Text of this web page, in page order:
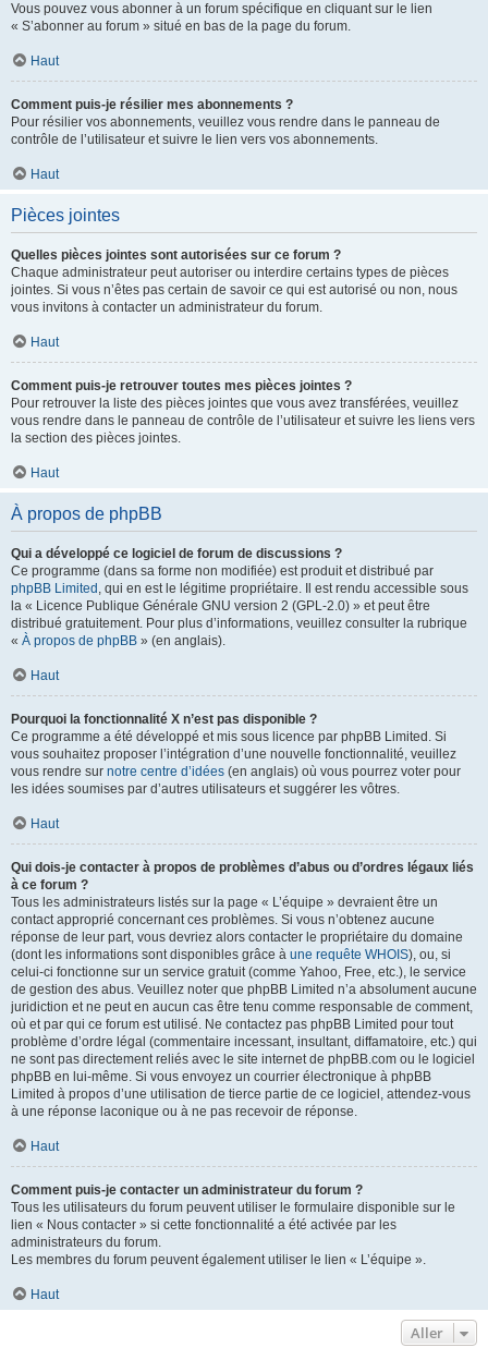
Vous pouvez vous abonner à un forum spécifique en cliquant sur le lien
« S’abonner au forum » situé en bas de la page du forum.
Haut
Comment puis-je résilier mes abonnements ?
Pour résilier vos abonnements, veuillez vous rendre dans le panneau de
contrôle de l’utilisateur et suivre le lien vers vos abonnements.
Haut
Pièces jointes
Quelles pièces jointes sont autorisées sur ce forum ?
Chaque administrateur peut autoriser ou interdire certains types de pièces
jointes. Si vous n’êtes pas certain de savoir ce qui est autorisé ou non, nous
vous invitons à contacter un administrateur du forum.
Haut
Comment puis-je retrouver toutes mes pièces jointes ?
Pour retrouver la liste des pièces jointes que vous avez transférées, veuillez
vous rendre dans le panneau de contrôle de l’utilisateur et suivre les liens vers
la section des pièces jointes.
Haut
À propos de phpBB
Qui a développé ce logiciel de forum de discussions ?
Ce programme (dans sa forme non modifiée) est produit et distribué par
phpBB Limited , qui en est le légitime propriétaire. Il est rendu accessible sous
la « Licence Publique Générale GNU version 2 (GPL-2.0) » et peut être
distribué gratuitement. Pour plus d’informations, veuillez consulter la rubrique
« À propos de phpBB » (en anglais).
Haut
Pourquoi la fonctionnalité X n’est pas disponible ?
Ce programme a été développé et mis sous licence par phpBB Limited. Si
vous souhaitez proposer l’intégration d’une nouvelle fonctionnalité, veuillez
vous rendre sur notre centre d’idées (en anglais) où vous pourrez voter pour
les idées soumises par d’autres utilisateurs et suggérer les vôtres.
Haut
Qui dois-je contacter à propos de problèmes d’abus ou d’ordres légaux liés
à ce forum ?
Tous les administrateurs listés sur la page « L’équipe » devraient être un
contact approprié concernant ces problèmes. Si vous n’obtenez aucune
réponse de leur part, vous devriez alors contacter le propriétaire du domaine
(dont les informations sont disponibles grâce à une requête WHOIS), ou, si
celui-ci fonctionne sur un service gratuit (comme Yahoo, Free, etc.), le service
de gestion des abus. Veuillez noter que phpBB Limited n’a absolument aucune
juridiction et ne peut en aucun cas être tenu comme responsable de comment,
où et par qui ce forum est utilisé. Ne contactez pas phpBB Limited pour tout
problème d’ordre légal (commentaire incessant, insultant, diffamatoire, etc.) qui
ne sont pas directement reliés avec le site internet de phpBB.com ou le logiciel
phpBB en lui-même. Si vous envoyez un courrier électronique à phpBB
Limited à propos d’une utilisation de tierce partie de ce logiciel, attendez-vous
à une réponse laconique ou à ne pas recevoir de réponse.
Haut
Comment puis-je contacter un administrateur du forum ?
Tous les utilisateurs du forum peuvent utiliser le formulaire disponible sur le
lien « Nous contacter » si cette fonctionnalité a été activée par les
administrateurs du forum.
Les membres du forum peuvent également utiliser le lien « L’équipe ».
Haut
Aller